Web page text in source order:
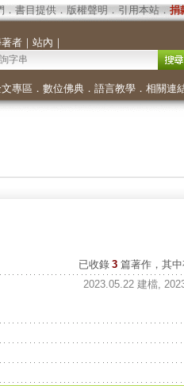
． 書目提供． 版權聲明 ． 引用本站． 捐
者｜ 站內 ｜
專區 ． 數位佛典． 語言教學． 相關連
已收錄 3 篇著作，其中
2023.05.22 建檔,